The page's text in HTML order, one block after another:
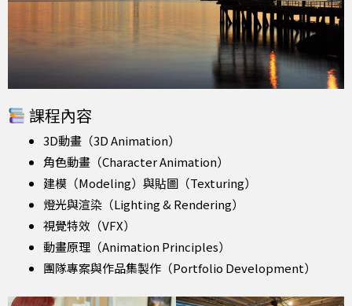
課程內容
3D動畫（3D Animation）
角色動畫（Character Animation）
建模（Modeling）與貼圖（Texturing）
燈光與渲染（Lighting & Rendering）
視覺特效（VFX）
動畫原理（Animation Principles）
團隊專案與作品集製作（Portfolio Development）